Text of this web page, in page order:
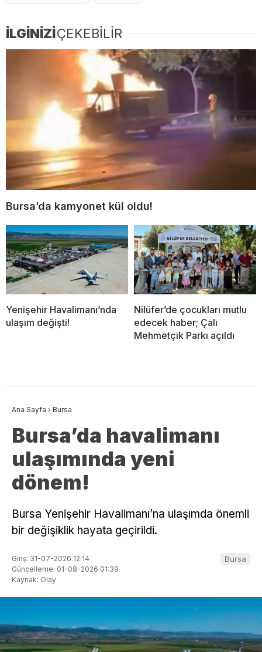
İLGİNİZİÇEKEBİLİR
Bursa’da kamyonet kül oldu!
Yenişehir Havalimanı’nda
ulaşım değişti!
Nilüfer’de çocukları mutlu
edecek haber; Çalı
Mehmetçik Parkı açıldı
Ana Sayfa › Bursa
Bursa’da havalimanı
ulaşımında yeni
dönem!
Bursa Yenişehir Havalimanı’na ulaşımda önemli
bir değişiklik hayata geçirildi.
Giriş: 31-07-2026 12:14
Güncelleme: 01-08-2026 01:39
Kaynak: Olay
Bursa